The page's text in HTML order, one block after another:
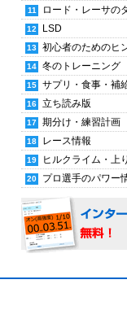
ロード・レーサの
LSD
初心者のためのヒ
冬のトレーニング
サプリ・食事・補
立ち読み版
期分け・練習計画
レース情報
ヒルクライム・上り
プロ選手のパワー